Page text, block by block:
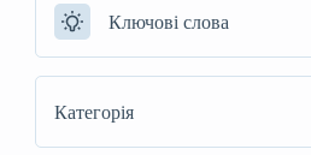
Категорія